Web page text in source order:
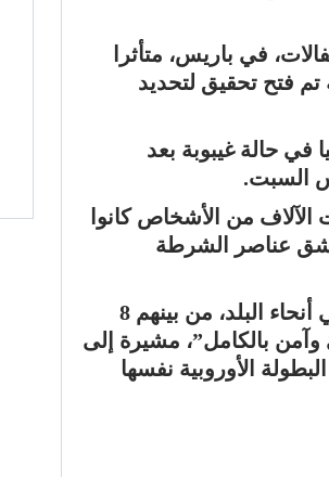
على هامش الاحتفالات، في باريس، متأثرا
فتح تحقيق لتحديد
من العمر 17 سنة يوجد حاليا في حالة غيبوبة بعد
السبت.
من الأشخاص كانوا
رشق عناصر الشرطة
وبحسب الشرطة، فقد تم نشر نحو 22 ألف شرطي ودركي في أنحاء البلد، من بينهم 8
بالكامل”، مشيرة إلى
البطولة الأوروبية نفسها